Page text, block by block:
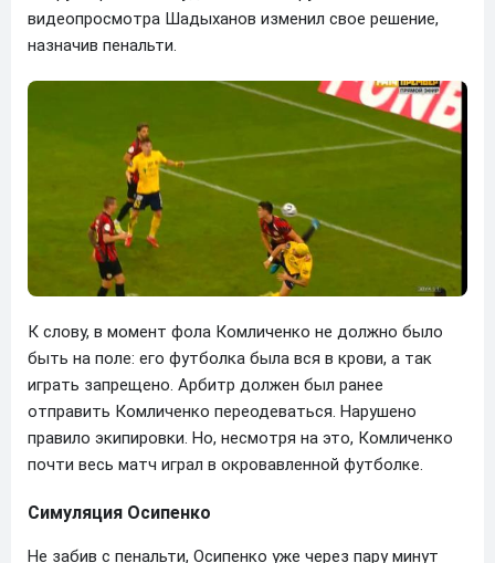
видеопросмотра Шадыханов изменил свое решение,
назначив пенальти.
К слову, в момент фола Комличенко не должно было
быть на поле: его футболка была вся в крови, а так
играть запрещено. Арбитр должен был ранее
отправить Комличенко переодеваться. Нарушено
правило экипировки. Но, несмотря на это, Комличенко
почти весь матч играл в окровавленной футболке.
Симуляция Осипенко
Не забив с пенальти, Осипенко уже через пару минут